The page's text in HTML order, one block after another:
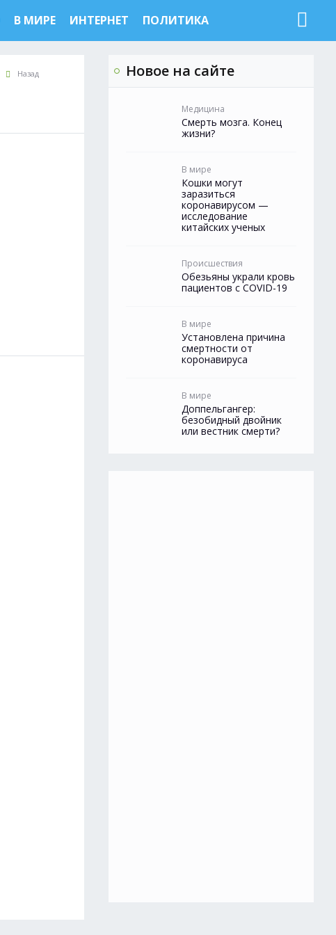
В МИРЕ ИНТЕРНЕТ ПОЛИТИКА
Назад Новое на сайте
Медицина
Смерть мозга. Конец
жизни?
В мире
Кошки могут
заразиться
коронавирусом —
исследование
китайских ученых
Происшествия
Обезьяны украли кровь
пациентов с COVID-19
В мире
Установлена причина
смертности от
коронавируса
В мире
Доппельгангер:
безобидный двойник
или вестник смерти?